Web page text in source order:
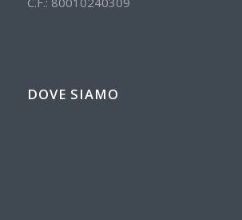
DOVE SIAMO